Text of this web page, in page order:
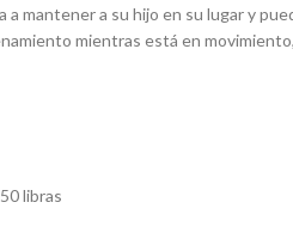
mantener a su hijo en su lugar y
mientras está en
libras